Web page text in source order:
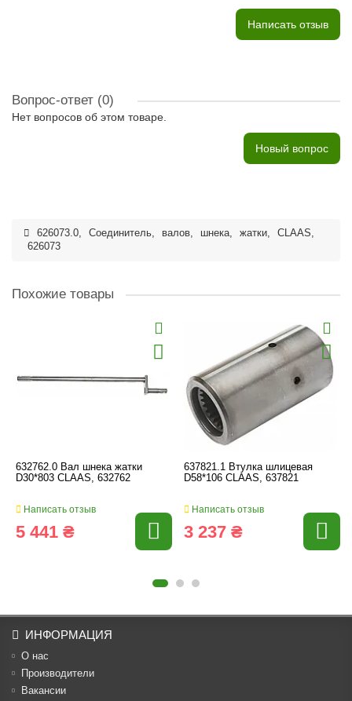
Написать отзыв
Вопрос-ответ (0)
Нет вопросов об этом товаре.
Новый вопрос
626073.0, Соединитель, валов, шнека, жатки, CLAAS,
626073
Похожие товары
632762.0 Вал шнека жатки
D30*803 CLAAS, 632762
Написать отзыв
5 441 ₴
637821.1 Втулка шлицевая
D58*106 CLAAS, 637821
Написать отзыв
3 237 ₴
ИНФОРМАЦИЯ
О нас
Производители
Вакансии